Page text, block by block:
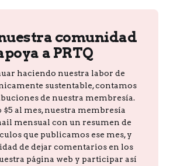
comunidad
a PRTQ
haciendo nuestra labor de
sustentable, contamos
de nuestra membresía.
$5 al mes, nuestra membresía
mensual con un resumen de
que publicamos ese mes, y
de dejar comentarios en los
página web y participar así